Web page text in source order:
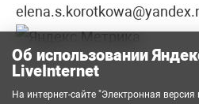
Об использовании
LiveInternet
На интернет-сайте "Электронная версия